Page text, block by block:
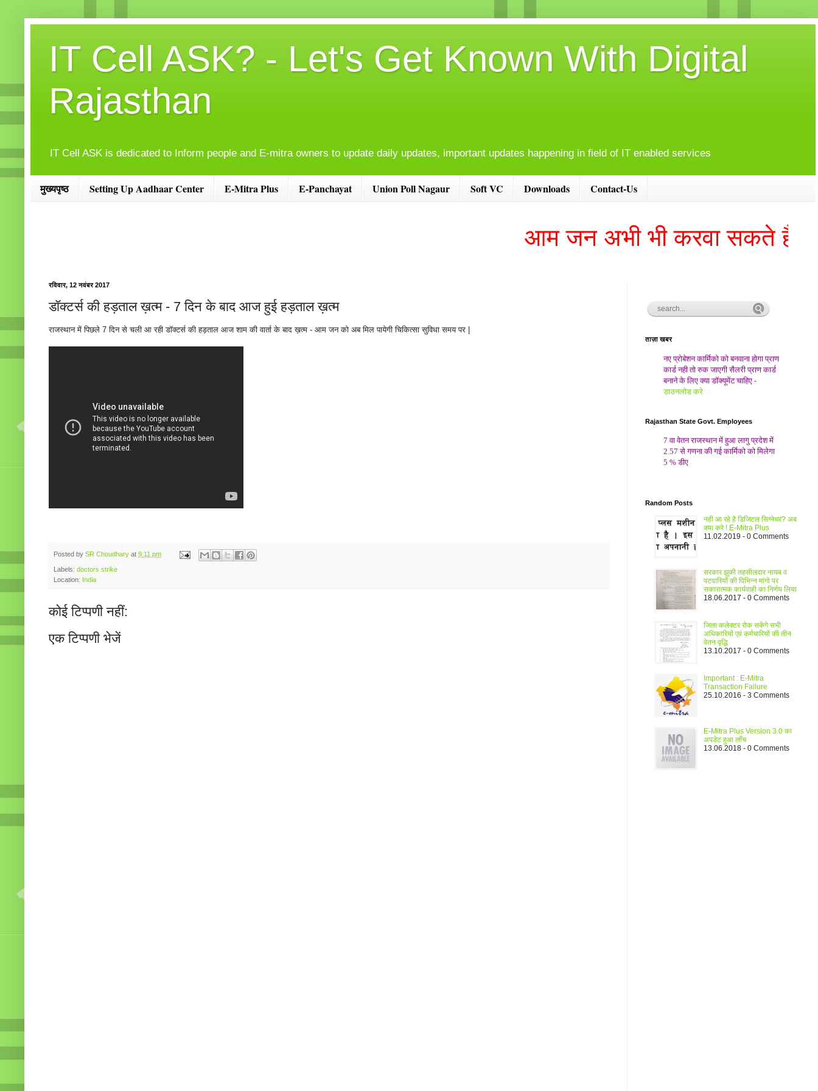
IT Cell ASK? - Let's Get Known With Digital
Rajasthan
IT Cell ASK is dedicated to Inform people and E-mitra owners to update daily updates, important updates happening in field of IT enabled services
मुख्यपृष्ठ Setting Up Aadhaar Center E-Mitra Plus E-Panchayat Union Poll Nagaur Soft VC Downloads Contact-Us
आम जन अभी भी करवा सकते है
रविवार, 12 नवंबर 2017
डॉक्टर्स की हड़ताल ख़त्म - 7 दिन के बाद आज हुई हड़ताल ख़त्म
राजस्थान में पिछले 7 दिन से चली आ रही डॉक्टर्स की हड़ताल आज शाम की वार्ता के बाद ख़त्म - आम जन को अब मिल पायेगी चिकित्सा सुविधा समय पर |
Posted by SR Choudhary at 9:11 pm
Labels: doctors strike
Location: India
कोई टिप्पणी नहीं:
एक टिप्पणी भेजें
ताज़ा खबर
नए प्रोबेशन कार्मिको को बनवाना होगा प्राण
कार्ड नही तो रुक जाएगी सैलरी प्राण कार्ड
बनाने के लिए क्या डॉक्यूमेंट चाहिए -
डाउनलोड करे
ग्राहकों को चेक बुक्स, एक अक्टूबर २०१७
चेक्स नई एसबीआई चेक बुक से ही जारी
होंगे| नई चेकबुक के लिए ऑनलाइन, एटीएम
या शाखा से करे|
ज्यादा जानकारी के लिए यहाँ क्लिक करे
RPSC द्वारा आयोजित की जा रही Clerk
GR II Comb. Comp. Exam 2013 के
मोक एग्जाम देने के लिए
आम बजट 2017 आज होगा पेशयहाँ क्लिक
करे More Details
PTET 2017 के आवेदन हुए शुरू ज्यादा
Details
नए ई मित्रा पोर्टल से पुराने ई मित्रा पोर्टल
को कैसे खोले
आरबीआई ने एटीएम से रुपए निकालने के
लिए लिमिट ₹4500 से बढ़ाकर ₹10000
कर दिया है
अब दिनांक 17-01-2017 तक किसान
फसल बीमा करवा सकेंगेmore details
Rajasthan State Govt. Employees
7 वा वेतन राजस्थान में हुआ लागु प्रदेश में
2.57 से गणना की गई कार्मिको को मिलेगा
5 % डीए
Random Posts
नही आ रहे है डिजिटल सिग्नेचर? अब
क्या करे ! E-Mitra Plus
11.02.2019 - 0 Comments
सरकार झुकी तहसीलदार नायब व
पटवारियों की विभिन्न मांगो पर
सकारात्मक कार्यवाही का निर्णय लिया
18.06.2017 - 0 Comments
जिला कलेक्टर रोक सकेंगे सभी
अधिकारियों एवं कर्मचारियों की तीन
वेतन वृद्धि
13.10.2017 - 0 Comments
Important : E-Mitra
Transaction Failure
25.10.2016 - 3 Comments
E-Mitra Plus Version 3.0 का
अपडेट हुआ लॉंच
13.06.2018 - 0 Comments